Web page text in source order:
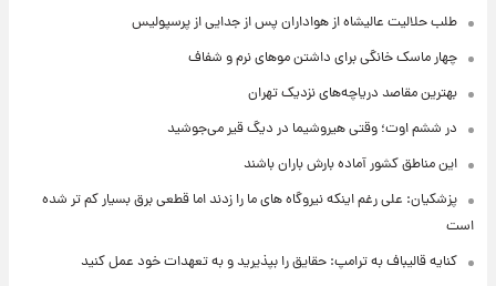
طلب حلالیت عالیشاه از هواداران پس از جدایی از پرسپولیس
چهار ماسک خانگی برای داشتن موهای نرم و شفاف
بهترین مقاصد دریاچه‌های نزدیک تهران
در ششم اوت؛ وقتی هیروشیما در دیگ قیر می‌جوشید
این مناطق کشور آماده بارش باران باشند
پزشکیان: علی رغم اینکه نیروگاه های ما را زدند اما قطعی برق بسیار کم تر شده
است
کنایه قالیباف به ترامپ: حقایق را بپذیرید و به تعهدات خود عمل کنید